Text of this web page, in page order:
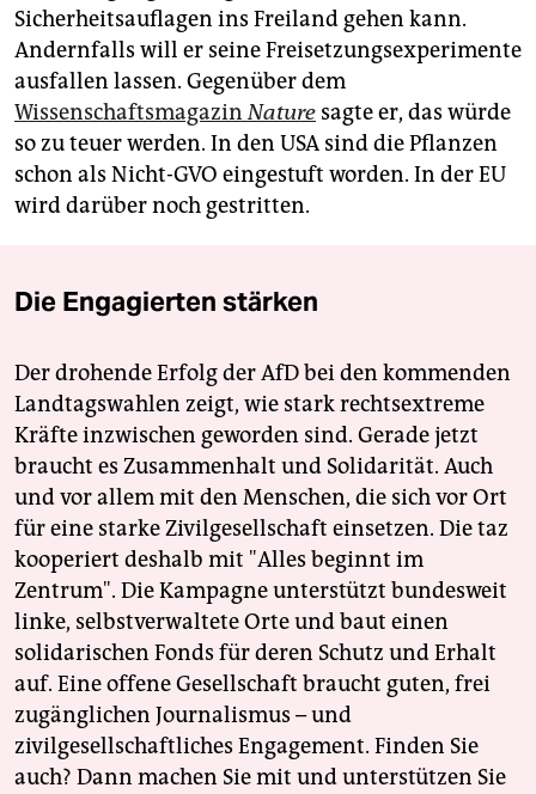
Sicherheitsauflagen ins Freiland gehen kann.
Andernfalls will er seine Freisetzungsexperimente
ausfallen lassen. Gegenüber dem
WissenschaftsmagazinNature sagte er, das würde
so zu teuer werden. In den USA sind die Pflanzen
schon als Nicht-GVO eingestuft worden. In der EU
wird darüber noch gestritten.
Die Engagierten stärken
Der drohende Erfolg der AfD bei den kommenden
Landtagswahlen zeigt, wie stark rechtsextreme
Kräfte inzwischen geworden sind. Gerade jetzt
braucht es Zusammenhalt und Solidarität. Auch
und vor allem mit den Menschen, die sich vor Ort
für eine starke Zivilgesellschaft einsetzen. Die taz
kooperiert deshalb mit "Alles beginnt im
Zentrum". Die Kampagne unterstützt bundesweit
linke, selbstverwaltete Orte und baut einen
solidarischen Fonds für deren Schutz und Erhalt
auf. Eine offene Gesellschaft braucht guten, frei
zugänglichen Journalismus – und
zivilgesellschaftliches Engagement. Finden Sie
auch? Dann machen Sie mit und unterstützen Sie